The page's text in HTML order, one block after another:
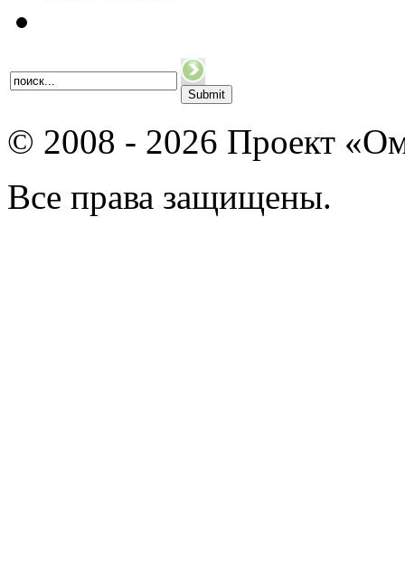
© 2008 - 2026 Проект
Все права защищены.